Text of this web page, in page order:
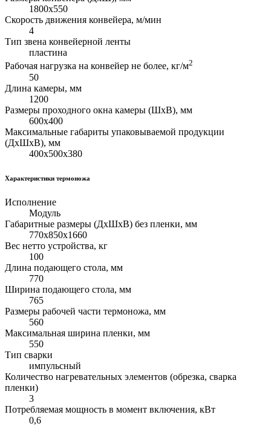
1800х550
Скорость движения конвейера, м/мин
4
Тип звена конвейерной ленты
пластина
Рабочая нагрузка на конвейер не более, кг/м2
50
Длина камеры, мм
1200
Размеры проходного окна камеры (ШхВ), мм
600х400
Максимальные габариты упаковываемой продукции
(ДхШхВ), мм
400х500х380
Характеристики термоножа
Исполнение
Модуль
Габаритные размеры (ДхШхВ) без пленки, мм
770х850х1660
Вес нетто устройства, кг
100
Длина подающего стола, мм
770
Ширина подающего стола, мм
765
Размеры рабочей части термоножа, мм
560
Максимальная ширина пленки, мм
550
Тип сварки
импульсный
Количество нагревательных элементов (обрезка, сварка
пленки)
3
Потребляемая мощность в момент включения, кВт
0,6